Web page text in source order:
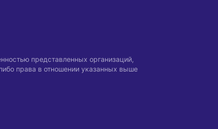
представленных организаций,
права в отношении указанных выше